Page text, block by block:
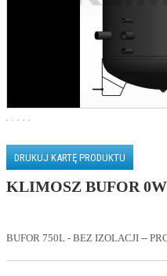
DRUKUJ KARTĘ PRODUKTU
KLIMOSZ BUFOR
BUFOR 750L - BEZ IZOLACJI --